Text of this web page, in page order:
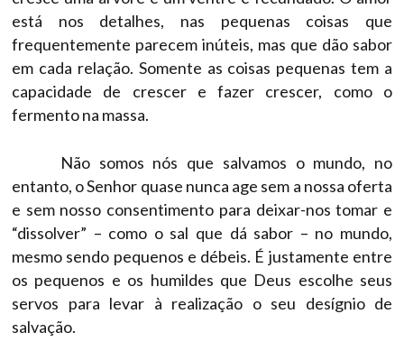
está nos detalhes, nas pequenas coisas que
frequentemente parecem inúteis, mas que dão sabor
em cada relação. Somente as coisas pequenas tem a
capacidade de crescer e fazer crescer, como o
fermento na massa.
Não somos nós que salvamos o mundo, no
entanto, o Senhor quase nunca age sem a nossa oferta
e sem nosso consentimento para deixar-nos tomar e
“dissolver” – como o sal que dá sabor – no mundo,
mesmo sendo pequenos e débeis. É justamente entre
os pequenos e os humildes que Deus escolhe seus
servos para levar à realização o seu desígnio de
salvação.